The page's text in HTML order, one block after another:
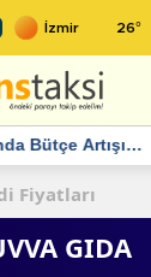
26°
Bütçe Artışı
Fiyatları
GIDA